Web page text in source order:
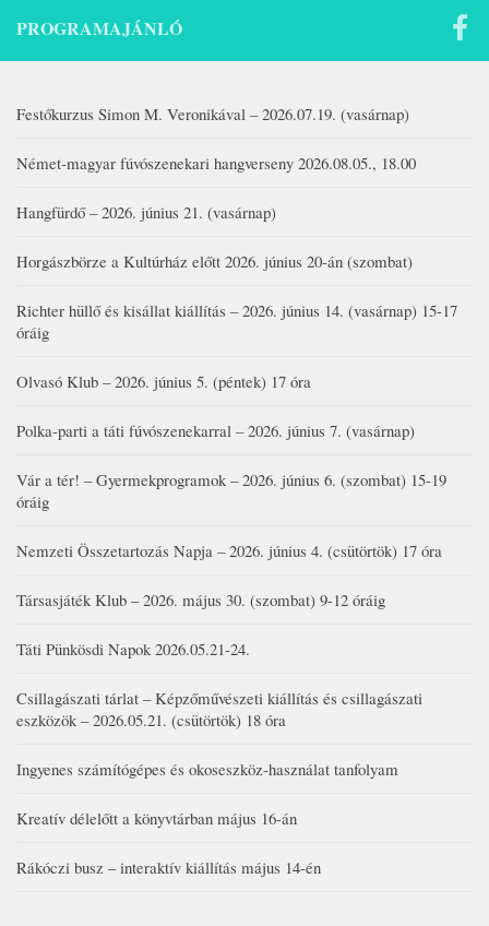
PROGRAMAJÁNLÓ
Festőkurzus Simon M. Veronikával – 2026.07.19. (vasárnap)
Német-magyar fúvószenekari hangverseny 2026.08.05., 18.00
Hangfürdő – 2026. június 21. (vasárnap)
Horgászbörze a Kultúrház előtt 2026. június 20-án (szombat)
Richter hüllő és kisállat kiállítás – 2026. június 14. (vasárnap) 15-17
óráig
Olvasó Klub – 2026. június 5. (péntek) 17 óra
Polka-parti a táti fúvószenekarral – 2026. június 7. (vasárnap)
Vár a tér! – Gyermekprogramok – 2026. június 6. (szombat) 15-19
óráig
Nemzeti Összetartozás Napja – 2026. június 4. (csütörtök) 17 óra
Társasjáték Klub – 2026. május 30. (szombat) 9-12 óráig
Táti Pünkösdi Napok 2026.05.21-24.
Csillagászati tárlat – Képzőművészeti kiállítás és csillagászati
eszközök – 2026.05.21. (csütörtök) 18 óra
Ingyenes számítógépes és okoseszköz-használat tanfolyam
Kreatív délelőtt a könyvtárban május 16-án
Rákóczi busz – interaktív kiállítás május 14-én